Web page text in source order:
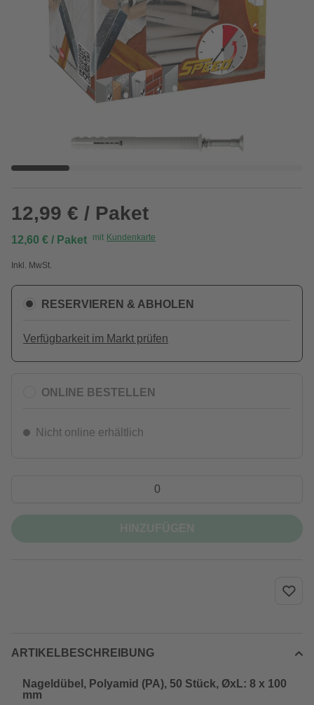
12,99 € / Paket
12,60 € / Paket mit Kundenkarte
Inkl. MwSt.
RESERVIEREN & ABHOLEN
Verfügbarkeit im Markt prüfen
ONLINE BESTELLEN
Nicht online erhältlich
ARTIKELBESCHREIBUNG
Nageldübel, Polyamid (PA), 50 Stück, ØxL: 8 x 100
mm